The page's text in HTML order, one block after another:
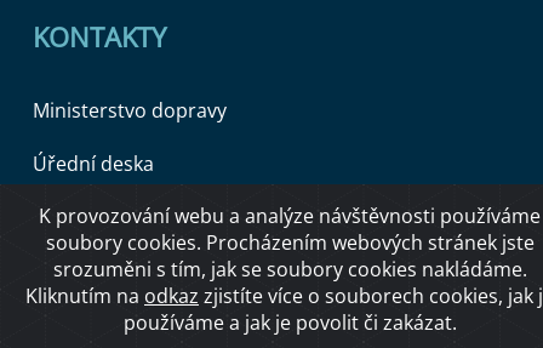
KONTAKTY
Ministerstvo dopravy
Úřední deska
Copyright © 2026 Ministerstvo dopravy ČR
O přístupnosti
K provozování webu a analýze návštěvnosti používáme
soubory cookies. Procházením webových stránek jste
srozuměni s tím, jak se soubory cookies nakládáme.
Kliknutím na odkaz zjistíte více o souborech cookies, jak
používáme a jak je povolit či zakázat.